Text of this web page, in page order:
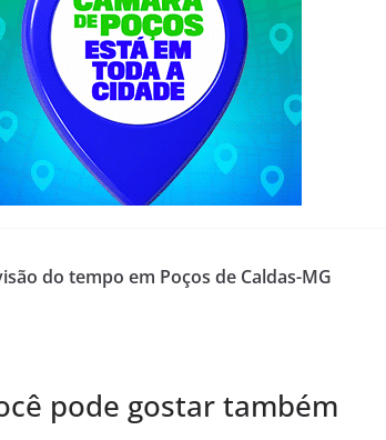
do tempo em Poços de Caldas-MG
pode gostar também